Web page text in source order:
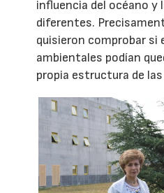
influencia del océano
diferentes.
quisieron comprobar si
ambientales podían
propia estructura de